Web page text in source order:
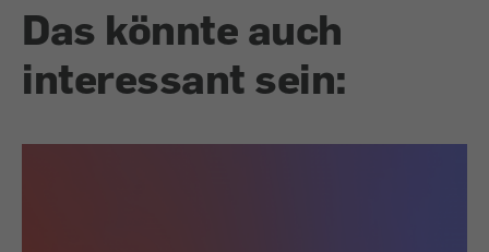
Das könnte auch
interessant sein: